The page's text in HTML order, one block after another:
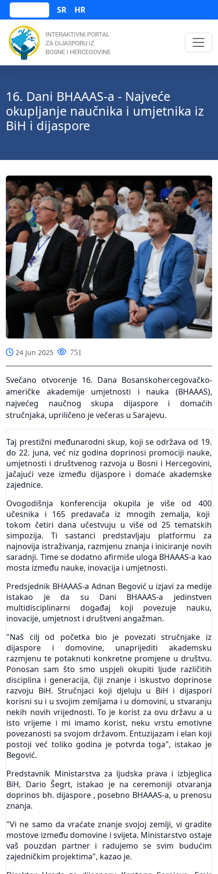
SR HR
16. Dani BHAAAS-a - Najveće
okupljanje naučnika i umjetnika iz
BiH i dijaspore
24 Jun 2025 751
Svečano otvorenje 16. Dana Bosanskohercegovačko-
američke akademije umjetnosti i nauka (BHAAAS),
najvećeg naučnog skupa dijaspore i domaćih
stručnjaka, upriličeno je večeras u Sarajevu.
Taj prestižni međunarodni skup, koji se održava od 19.
do 22. juna, već niz godina doprinosi promociji nauke,
umjetnosti i društvenog razvoja u Bosni i Hercegovini,
jačajući veze između dijaspore i domaće akademske
zajednice.
Ovogodišnja konferencija okupila je više od 400
učesnika i 165 predavača iz mnogih zemalja, koji
tokom četiri dana učestvuju u više od 25 tematskih
simpozija. Ti sastanci predstavljaju platformu za
najnovija istraživanja, razmjenu znanja i iniciranje novih
saradnji. Time se dodatno afirmiše uloga BHAAAS-a kao
mosta između nauke, inovacija i umjetnosti.
Predsjednik BHAAAS-a Adnan Begović u izjavi za medije
istakao je da su Dani BHAAAS-a jedinstven
multidisciplinarni događaj koji povezuje nauku,
inovacije, umjetnost i društveni angažman.
"Naš cilj od početka bio je povezati stručnjake iz
dijaspore i domovine, unaprijediti akademsku
razmjenu te potaknuti konkretne promjene u društvu.
Ponosan sam što smo uspjeli okupiti ljude različitih
disciplina i generacija, čiji znanje i iskustvo doprinose
razvoju BiH. Stručnjaci koji djeluju u BiH i dijaspori
korisni su i u svojim zemljama i u domovini, u stvaranju
nekih novih vrijednosti. To je korist za ovu državu a u
isto vrijeme i mi imamo korist, neku vrstu emotivne
povezanosti sa svojom državom. Entuzijazam i elan koji
postoji već toliko godina je potvrda toga", istakao je
Begović.
Predstavnik Ministarstva za ljudska prava i izbjeglica
BiH, Dario Šegrt, istakao je na ceremoniji otvaranja
doprinos bh. dijaspore , posebno BHAAAS-a, u prenosu
znanja.
"Vi ne samo da vraćate znanje svojoj zemlji, vi gradite
mostove između domovine i svijeta. Ministarstvo ostaje
vaš pouzdan partner i radujemo se svim budućim
zajedničkim projektima", kazao je.